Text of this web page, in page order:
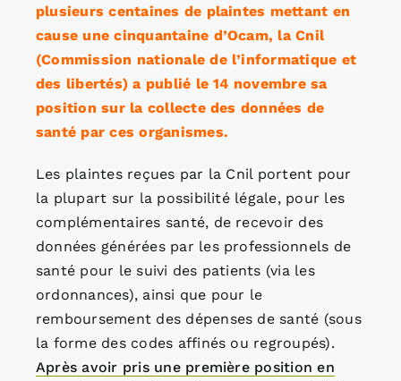
plusieurs centaines de plaintes mettant en
cause une cinquantaine d’Ocam, la Cnil
(Commission nationale de l’informatique et
des libertés) a publié le 14 novembre sa
position sur la collecte des données de
santé par ces organismes.
Les plaintes reçues par la Cnil portent pour
la plupart sur la possibilité légale, pour les
complémentaires santé, de recevoir des
données générées par les professionnels de
santé pour le suivi des patients (via les
ordonnances), ainsi que pour le
remboursement des dépenses de santé (sous
la forme des codes affinés ou regroupés).
Après avoir pris une première position en